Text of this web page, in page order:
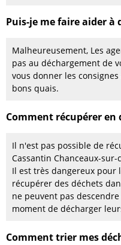
Puis-je me faire aider à
Malheureusement, Les
pas au déchargement de
vous donner les
bons quais.
Comment récupérer en
Il n'est pas possible de
Cassantin Chanceaux-
Il est très dangereux pour
récupérer des déchets
ne peuvent pas
moment de décharger
Comment trier mes